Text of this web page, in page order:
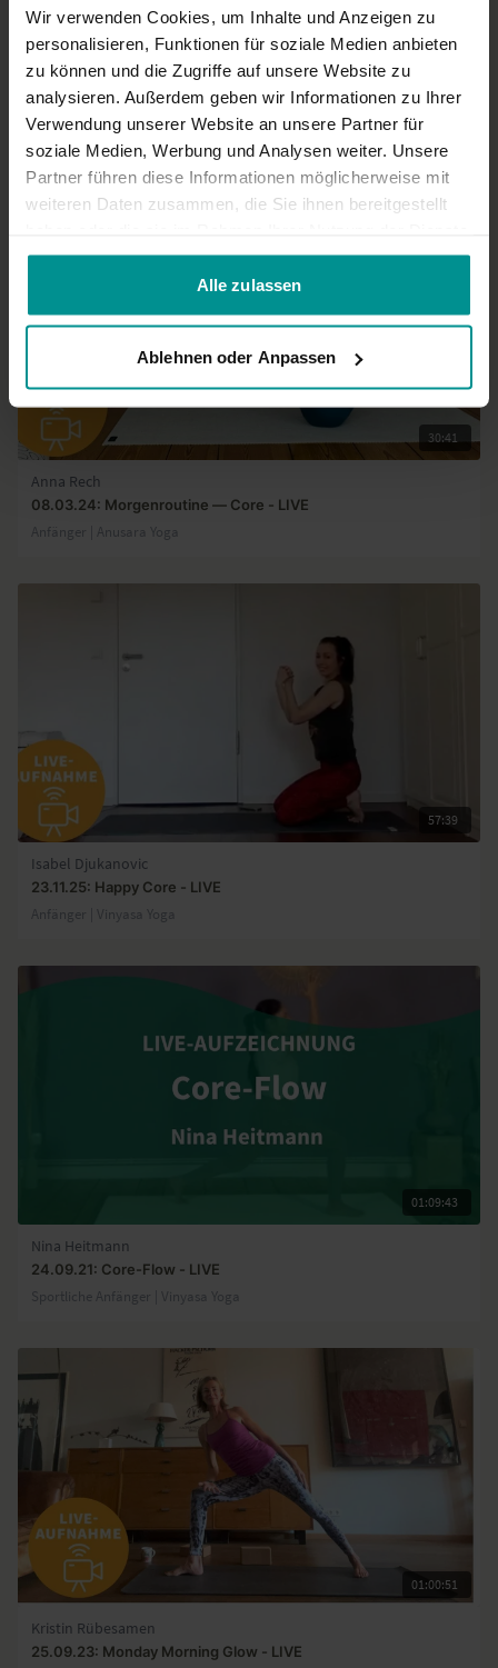
Wir verwenden Cookies, um Inhalte und Anzeigen zu
personalisieren, Funktionen für soziale Medien anbieten
zu können und die Zugriffe auf unsere Website zu
analysieren. Außerdem geben wir Informationen zu Ihrer
Verwendung unserer Website an unsere Partner für
soziale Medien, Werbung und Analysen weiter. Unsere
Partner führen diese Informationen möglicherweise mit
weiteren Daten zusammen, die Sie ihnen bereitgestellt
gesammelt haben.
Alle zulassen
Ablehnen oder Anpassen
0
Mehr laden
Ähnliche Videos
30:41
Anna Rech
08.03.24: Morgenroutine — Core - LIVE
Anfänger | Anusara Yoga
57:39
Isabel Djukanovic
23.11.25: Happy Core - LIVE
Anfänger | Vinyasa Yoga
01:09:43
Nina Heitmann
24.09.21: Core-Flow - LIVE
Sportliche Anfänger | Vinyasa Yoga
01:00:51
Kristin Rübesamen
25.09.23: Monday Morning Glow - LIVE